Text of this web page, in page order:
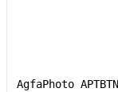
AgfaPhoto